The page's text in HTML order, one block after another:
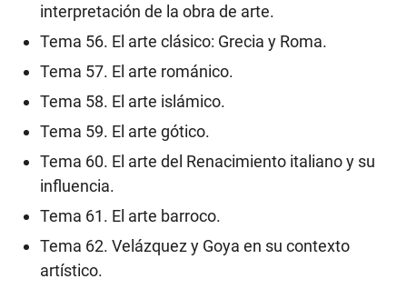
interpretación de la obra de arte.
Tema 56. El arte clásico: Grecia y Roma.
Tema 57. El arte románico.
Tema 58. El arte islámico.
Tema 59. El arte gótico.
Tema 60. El arte del Renacimiento italiano y su
influencia.
Tema 61. El arte barroco.
Tema 62. Velázquez y Goya en su contexto
artístico.